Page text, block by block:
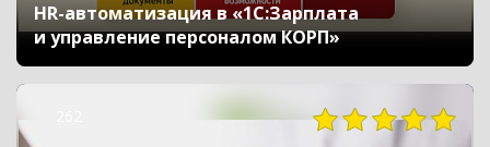
HR-автоматизация в «1С:Зарплата
и управление персоналом КОРП»